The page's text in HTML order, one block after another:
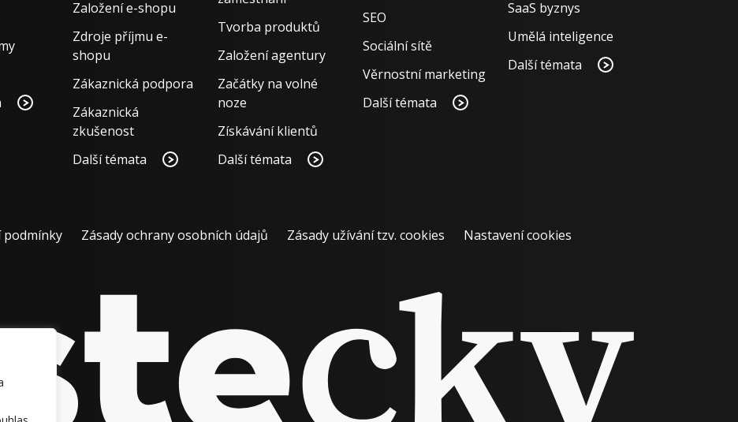
Založení e-shopu
Zdroje příjmu e-
shopu
Zákaznická podpora
Zákaznická
zkušenost
Další témata
Tvorba produktů
Založení agentury
Začátky na volné
noze
Získávání klientů
Další témata
SEO
Sociální sítě
Věrnostní marketing
Další témata
SaaS byznys
Umělá inteligence
Další témata
podmínky Zásady ochrany osobních údajů Zásady užívání tzv. cookies Nastavení cookies